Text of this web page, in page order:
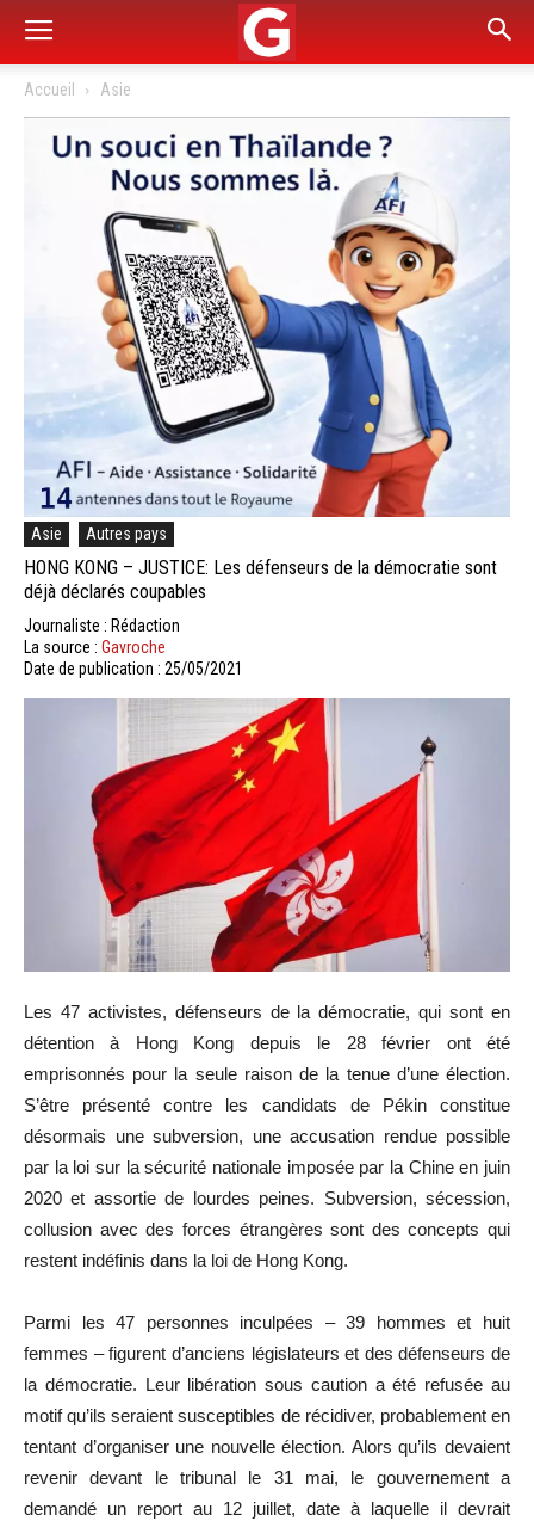
Accueil Asie
Asie Autres pays
HONG KONG – JUSTICE: Les défenseurs de la démocratie sont
déjà déclarés coupables
Journaliste : Rédaction
La source : Gavroche
Date de publication : 25/05/2021
Les 47 activistes, défenseurs de la démocratie, qui sont en
détention à Hong Kong depuis le 28 février ont été
emprisonnés pour la seule raison de la tenue d’une élection.
S’être présenté contre les candidats de Pékin constitue
désormais une subversion, une accusation rendue possible
par la loi sur la sécurité nationale imposée par la Chine en juin
2020 et assortie de lourdes peines. Subversion, sécession,
collusion avec des forces étrangères sont des concepts qui
restent indéfinis dans la loi de Hong Kong.
Parmi les 47 personnes inculpées – 39 hommes et huit
femmes – figurent d’anciens législateurs et des défenseurs de
la démocratie. Leur libération sous caution a été refusée au
motif qu’ils seraient susceptibles de récidiver, probablement en
tentant d’organiser une nouvelle élection. Alors qu’ils devaient
revenir devant le tribunal le 31 mai, le gouvernement a
demandé un report au 12 juillet, date à laquelle il devrait